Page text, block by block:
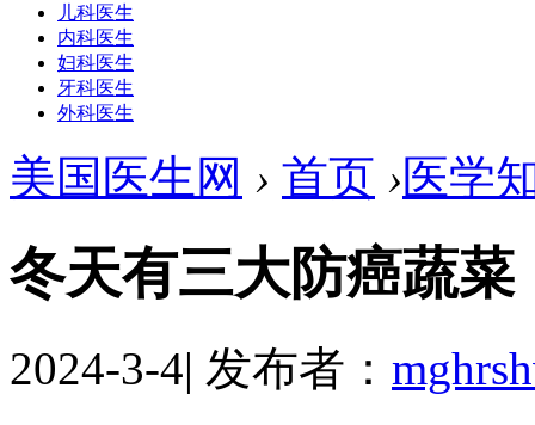
儿科医生
内科医生
妇科医生
牙科医生
外科医生
美国医生网 › 首页 ›医学
冬天有三大防癌蔬
2024-3-4| 发布者：